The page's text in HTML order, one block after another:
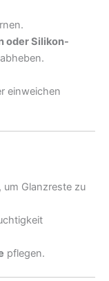
oder Silikon-
einweichen
Glanzreste zu
pflegen.